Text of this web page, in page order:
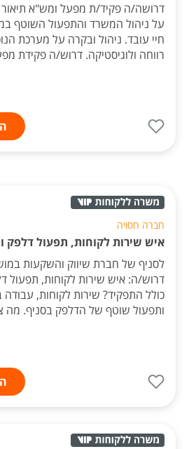
דרושה/ה פקיד/ת מפעל ומש"א תיאור
על ניהול המשרד והתפעול השוטף
חיי עובד. ניהול ובקרה על מערכת
רווחה ולוגיסטיקה. דרוש/ה פקידת
חברה חסויה
איש שירות לקוחות, תפעול דלפק
לסניף של חברת שיווק והשקעות
דרוש/ה: איש שירות לקוחות, תפעול
כולל התפקיד? שירות לקוחות,
ותפעול שוטף של הדלפק בסניף. מה